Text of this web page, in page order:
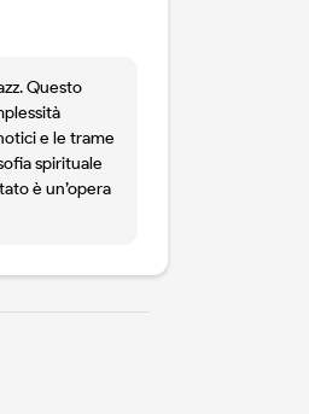
Questo
e le trame
spirituale
è un’opera